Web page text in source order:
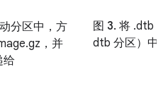
分区中，方
，并
给
图 3. 将 .dtb
dtb 分区）中